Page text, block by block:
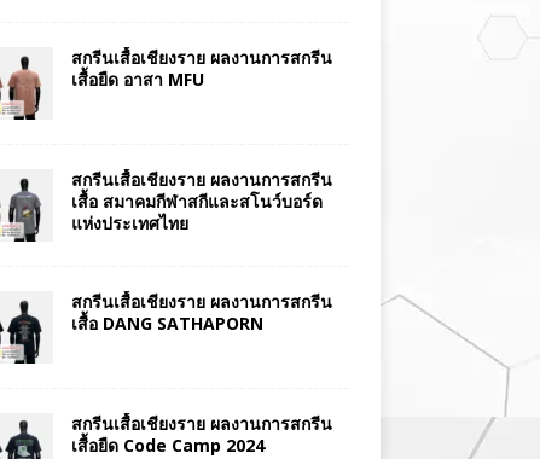
สกรีนเสื้อเชียงราย ผลงานการสกรีน
เสื้อยืด อาสา MFU
สกรีนเสื้อเชียงราย ผลงานการสกรีน
เสื้อ สมาคมกีฬาสกีและสโนว์บอร์ด
แห่งประเทศไทย
สกรีนเสื้อเชียงราย ผลงานการสกรีน
เสื้อ DANG SATHAPORN
สกรีนเสื้อเชียงราย ผลงานการสกรีน
เสื้อยืด Code Camp 2024